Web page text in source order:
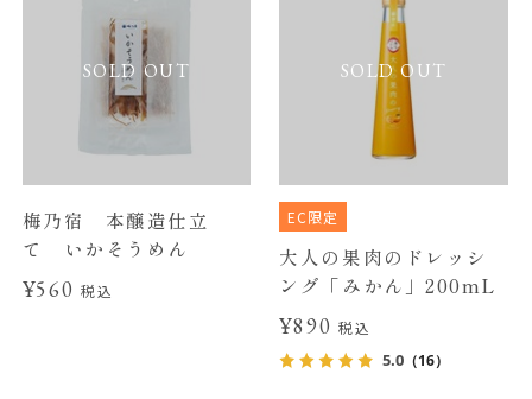
SOLD OUT
梅乃宿 本醸造仕立
て いかそうめん
¥560税込
SOLD OUT
EC限定
大人の果肉のドレッシ
ング「みかん」200mL
¥890税込
5.0 （16）